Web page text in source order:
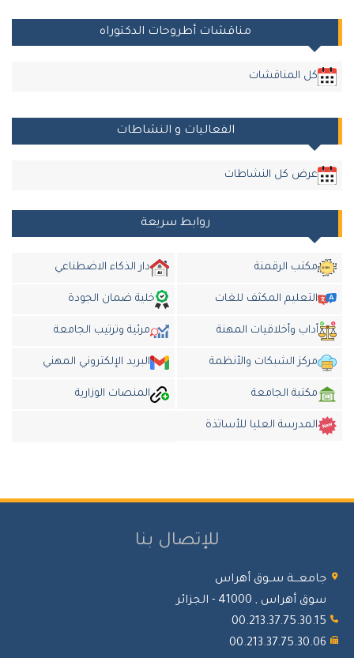
مناقشات أطروحات الدكتوراه
كل المناقشات
الفعاليات و النشاطات
عرض كل النشاطات
روابط سريعة
مكتب الرقمنة دار الذكاء الاضطناعي
التعليم المكثف للغات خلية ضمان الجودة
أداب وأخلاقيات المهنة مرئية وترتيب الجامعة
مركز الشبكات والأنظمة البريد الإلكتروني المهني
مكتبة الجامعة المنصات الوزارية
المدرسة العليا للأساتذة
للإتصال بنا
ســوق أهراس
أهراس , 41000 - الجزائر